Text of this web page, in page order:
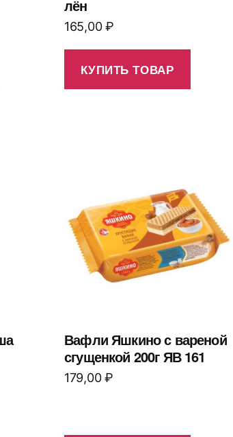
лён
165,00₽
КУПИТЬ ТОВАР
Вафли Яшкино с вареной
сгущенкой 200г ЯВ 161
179,00₽